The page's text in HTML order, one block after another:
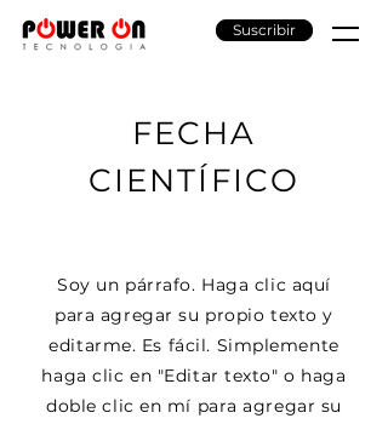
Suscribir
FECHA
CIENTÍFICO
Soy un párrafo. Haga clic aquí
para agregar su propio texto y
editarme. Es fácil. Simplemente
haga clic en "Editar texto" o haga
doble clic en mí para agregar su